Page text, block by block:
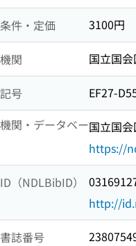
件・定価 3100円
関 国立国
号
EF27-
関・データベー国立国
https://
（NDLBibID）
http://
誌番号